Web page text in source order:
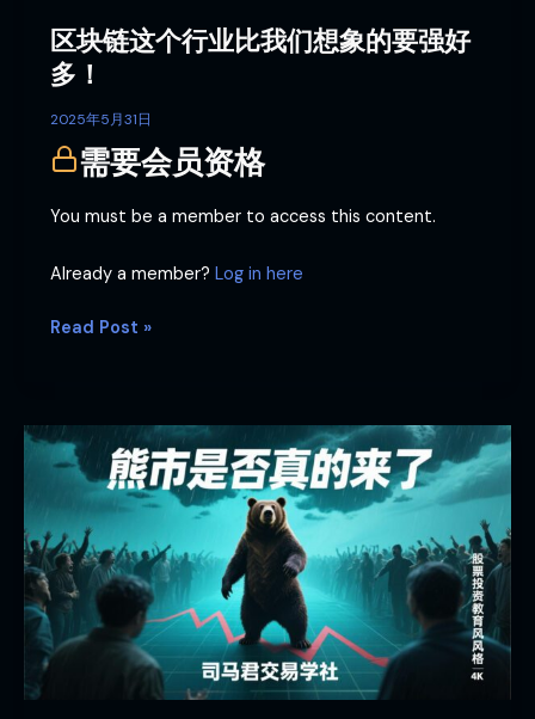
区块链这个行业比我们想象的要强好
多！
2025年5月31日
需要会员资格
You must be a member to access this content.
Already a member? Log in here
象
的
要
强
好
多！
Read Post »
熊
市
真
的
来
了